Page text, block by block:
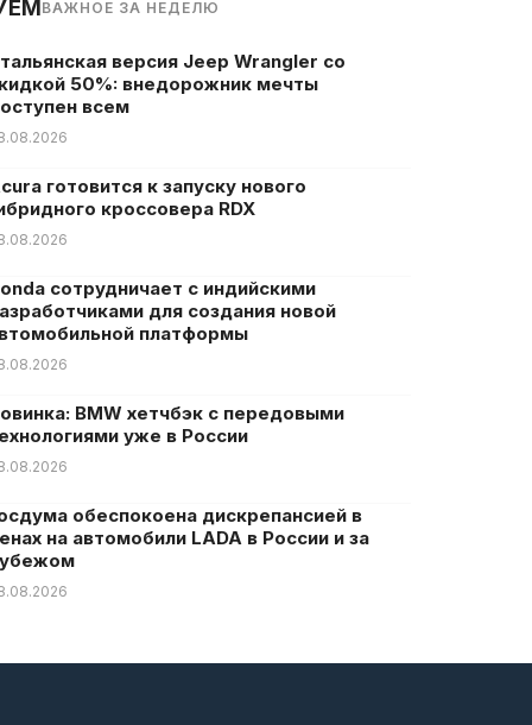
ВАЖНОЕ ЗА НЕДЕЛЮ
версия Jeep Wrangler со
50%: внедорожник мечты
всем
готовится к запуску нового
кроссовера RDX
сотрудничает с индийскими
для создания новой
платформы
BMW хетчбэк с передовыми
уже в России
обеспокоена дискрепансией в
на автомобили LADA в России и за